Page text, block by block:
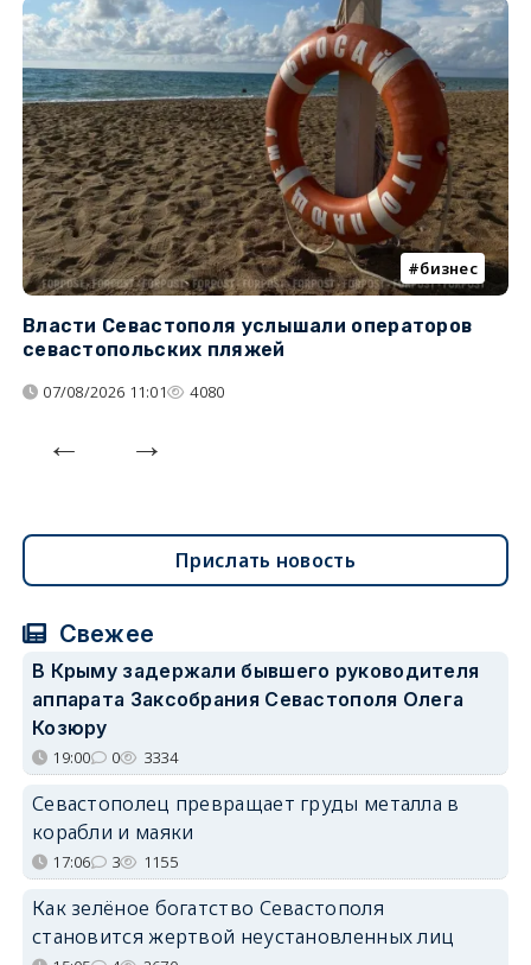
бизнес
Власти Севастополя услышали операторов
севастопольских пляжей
07/08/2026 11:01 4080
Прислать новость
Свежее
В Крыму задержали бывшего руководителя
аппарата Заксобрания Севастополя Олега
Козюру
19:00 0 3334
Севастополец превращает груды металла в
корабли и маяки
17:06 3 1155
Как зелёное богатство Севастополя
становится жертвой неустановленных лиц